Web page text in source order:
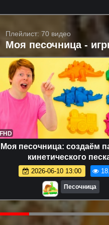
Плейлист: 70 видео
Моя песочница -
FHD
Моя песочница: создаём
кинетического
2026-06-10 13:00
Песочница